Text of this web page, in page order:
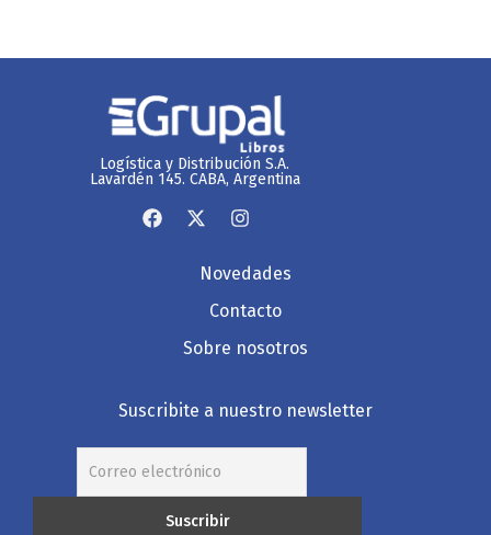
Logística y Distribución S.A.
Lavardén 145. CABA, Argentina
Novedades
Contacto
Sobre nosotros
Suscribite a nuestro newsletter